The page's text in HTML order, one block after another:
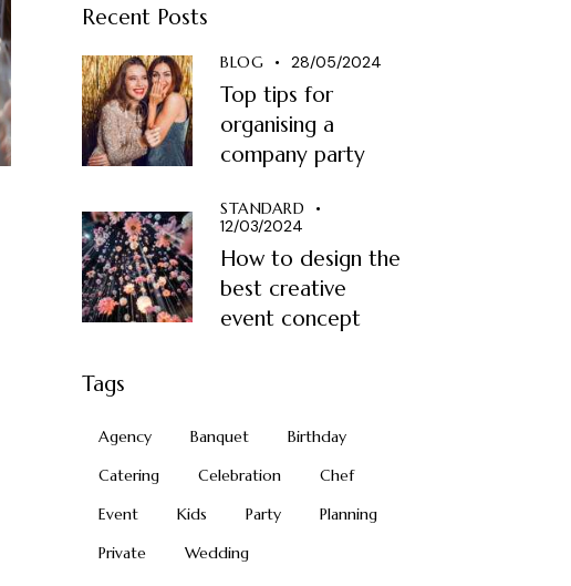
Recent Posts
BLOG 28/05/2024
Top tips for
organising a
company party
STANDARD
12/03/2024
How to design the
best creative
event concept
Tags
Agency Banquet
Birthday
Catering
Celebration
Chef
Event
Kids Party
Planning
Private
Wedding